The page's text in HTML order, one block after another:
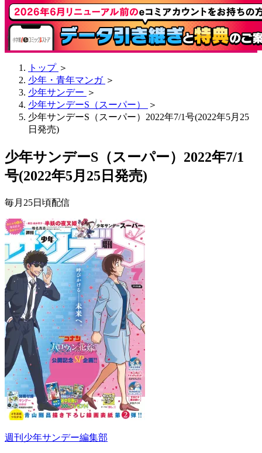
トップ ＞
少年・青年マンガ ＞
少年サンデー ＞
少年サンデーS（スーパー）
＞
少年サンデーS（スーパー）2022年7/1号(2022年5月25
日発売)
少年サンデーS（スーパー）2022年7/1
号(2022年5月25日発売)
毎月25日頃配信
週刊少年サンデー編集部